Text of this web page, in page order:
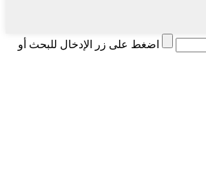
اضغط على زر الإدخال للبحث أو